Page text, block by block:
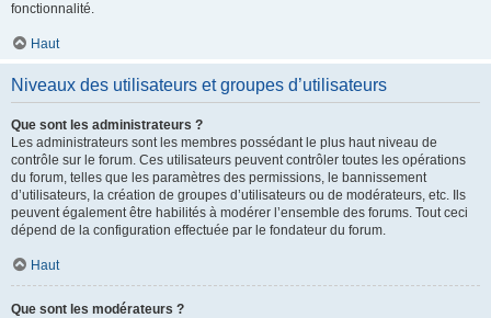
fonctionnalité.
Haut
Niveaux des utilisateurs et groupes d’utilisateurs
Que sont les administrateurs ?
Les administrateurs sont les membres possédant le plus haut niveau de
contrôle sur le forum. Ces utilisateurs peuvent contrôler toutes les opérations
du forum, telles que les paramètres des permissions, le bannissement
d’utilisateurs, la création de groupes d’utilisateurs ou de modérateurs, etc. Ils
peuvent également être habilités à modérer l’ensemble des forums. Tout ceci
dépend de la configuration effectuée par le fondateur du forum.
Haut
Que sont les modérateurs ?